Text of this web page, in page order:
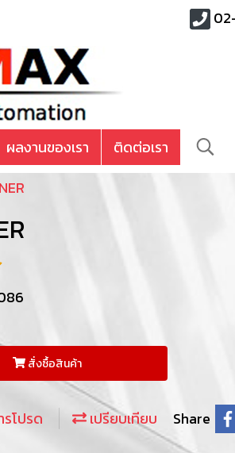
ผลงานของเรา
ติดต่อเรา
สั่งซื้อสินค้า
รโปรด เปรียบเทียบ Share